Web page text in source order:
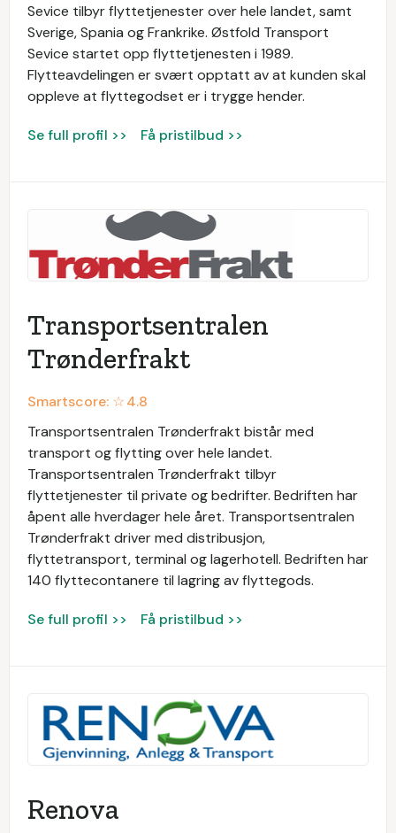
Sevice tilbyr flyttetjenester over hele landet, samt
Sverige, Spania og Frankrike. Østfold Transport
Sevice startet opp flyttetjenesten i 1989.
Flytteavdelingen er svært opptatt av at kunden skal
oppleve at flyttegodset er i trygge hender.
Se full profil >> Få pristilbud >>
Transportsentralen
Trønderfrakt
Smartscore: ☆4.8
Transportsentralen Trønderfrakt bistår med
transport og flytting over hele landet.
Transportsentralen Trønderfrakt tilbyr
flyttetjenester til private og bedrifter. Bedriften har
åpent alle hverdager hele året. Transportsentralen
Trønderfrakt driver med distribusjon,
flyttetransport, terminal og lagerhotell. Bedriften har
140 flyttecontanere til lagring av flyttegods.
Se full profil >> Få pristilbud >>
Renova